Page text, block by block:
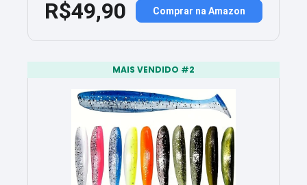
R$49,90 Comprar na Amazon
MAIS VENDIDO #2